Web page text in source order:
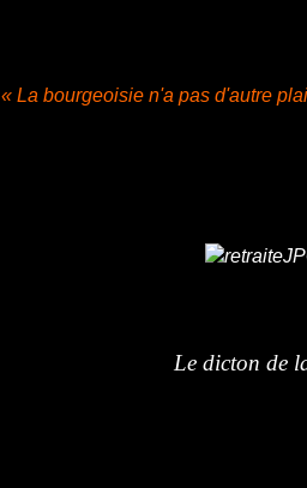
« La bourgeoisie n'a pas d'autre
Le dicton de